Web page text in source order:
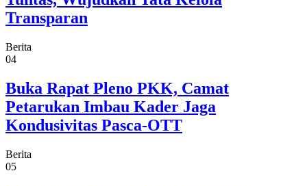
Transparan
Berita
04
Buka Rapat Pleno PKK, Camat
Petarukan Imbau Kader Jaga
Kondusivitas Pasca-OTT
Berita
05